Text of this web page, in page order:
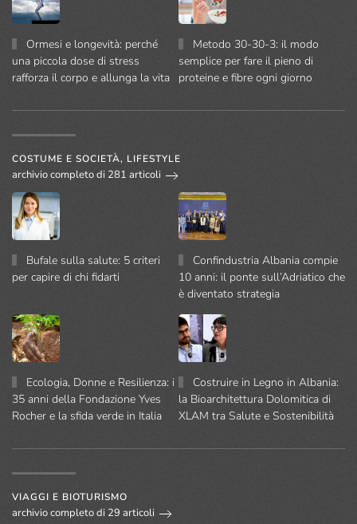
Ormesi e longevità: perché
una piccola dose di stress
rafforza il corpo e allunga la vita
Metodo 30-30-3: il modo
semplice per fare il pieno di
proteine e fibre ogni giorno
COSTUME E SOCIETÀ, LIFESTYLE
archivio completo di 281 articoli
Bufale sulla salute: 5 criteri
per capire di chi fidarti
Confindustria Albania compie
10 anni: il ponte sull’Adriatico che
è diventato strategia
Ecologia, Donne e Resilienza: i
35 anni della Fondazione Yves
Rocher e la sfida verde in Italia
Costruire in Legno in Albania:
la Bioarchitettura Dolomitica di
XLAM tra Salute e Sostenibilità
VIAGGI E BIOTURISMO
archivio completo di 29 articoli